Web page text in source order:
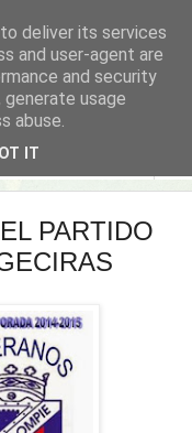
PARTIDO
deliver its services
and user-agent are
and security
usage
abuse.
IT